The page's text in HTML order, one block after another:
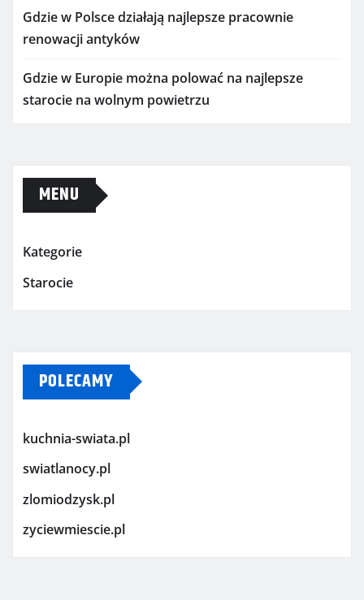
Gdzie w Polsce działają najlepsze pracownie
renowacji antyków
Gdzie w Europie można polować na najlepsze
starocie na wolnym powietrzu
MENU
Kategorie
Starocie
POLECAMY
kuchnia-swiata.pl
swiatlanocy.pl
zlomiodzysk.pl
zyciewmiescie.pl